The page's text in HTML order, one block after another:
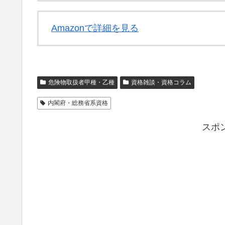
Amazonで詳細を見る
危険物取扱者甲種・乙種 資格雑談・資格コラム
内閣府・総務省系資格
スポ